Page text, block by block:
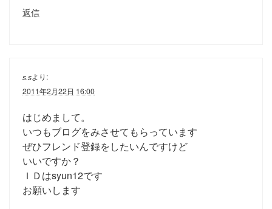
返信
s.sより:
2011年2月22日 16:00
はじめまして。
いつもブログをみさせてもらっています
ぜひフレンド登録をしたいんですけど
いいですか？
ＩＤはsyun12です
お願いします